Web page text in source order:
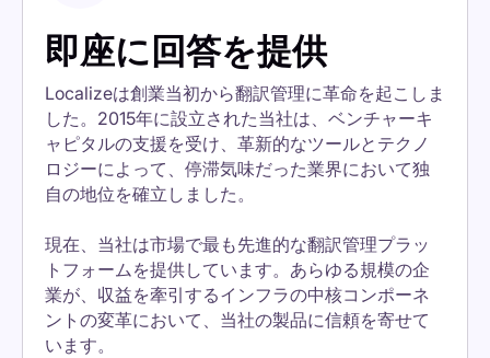
即座に回答を提供
Localizeは創業当初から翻訳管理に革命を起こしま
した。2015年に設立された当社は、ベンチャーキ
ャピタルの支援を受け、革新的なツールとテクノ
ロジーによって、停滞気味だった業界において独
自の地位を確立しました。
現在、当社は市場で最も先進的な翻訳管理プラッ
トフォームを提供しています。あらゆる規模の企
業が、収益を牽引するインフラの中核コンポーネ
ントの変革において、当社の製品に信頼を寄せて
います。